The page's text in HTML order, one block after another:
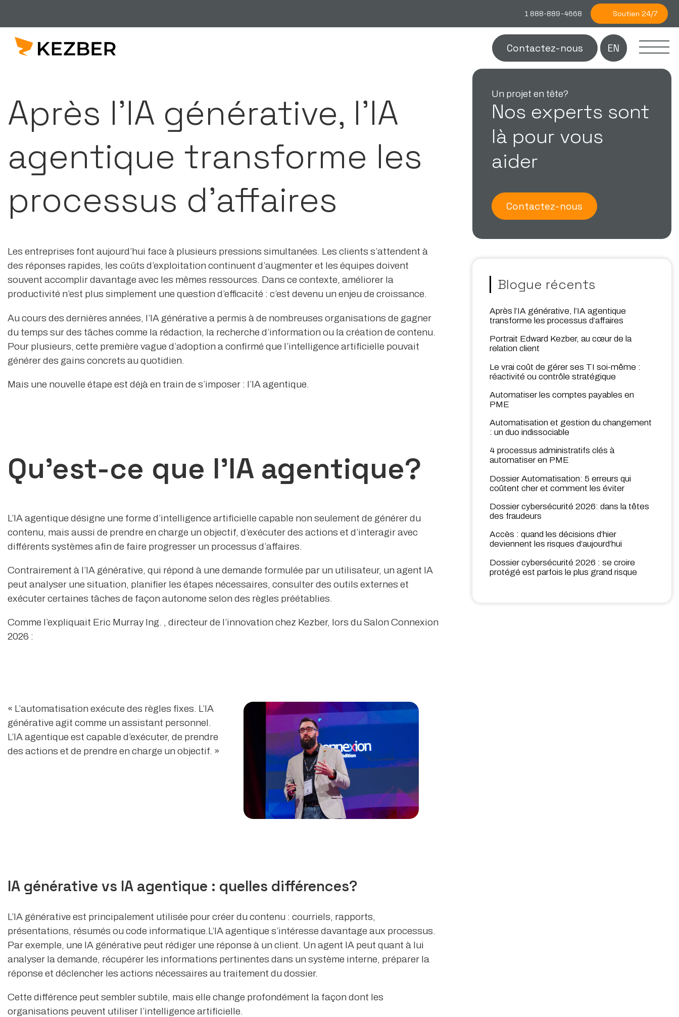
1 888-889-4668 Soutien 24/7
Contactez-nous EN
Après l’IA générative, l’IA
agentique transforme les
processus d’affaires
Les entreprises font aujourd’hui face à plusieurs pressions simultanées. Les clients s’attendent à
des réponses rapides, les coûts d’exploitation continuent d’augmenter et les équipes doivent
souvent accomplir davantage avec les mêmes ressources. Dans ce contexte, améliorer la
productivité n’est plus simplement une question d’efficacité : c’est devenu un enjeu de croissance.
Au cours des dernières années, l’IA générative a permis à de nombreuses organisations de gagner
du temps sur des tâches comme la rédaction, la recherche d’information ou la création de contenu.
Pour plusieurs, cette première vague d’adoption a confirmé que l’intelligence artificielle pouvait
générer des gains concrets au quotidien.
Mais une nouvelle étape est déjà en train de s’imposer : l’IA agentique.
Qu’est-ce que l’IA agentique?
L’IA agentique désigne une forme d’intelligence artificielle capable non seulement de générer du
contenu, mais aussi de prendre en charge un objectif, d’exécuter des actions et d’interagir avec
différents systèmes afin de faire progresser un processus d’affaires.
Contrairement à l’IA générative, qui répond à une demande formulée par un utilisateur, un agent IA
peut analyser une situation, planifier les étapes nécessaires, consulter des outils externes et
exécuter certaines tâches de façon autonome selon des règles préétablies.
Comme l’expliquait Eric Murray Ing. , directeur de l’innovation chez Kezber, lors du Salon Connexion
2026 :
« L’automatisation exécute des règles fixes. L’IA
générative agit comme un assistant personnel.
L’IA agentique est capable d’exécuter, de prendre
des actions et de prendre en charge un objectif. »
IA générative vs IA agentique : quelles différences?
L’IA générative est principalement utilisée pour créer du contenu : courriels, rapports,
présentations, résumés ou code informatique.L’IA agentique s’intéresse davantage aux processus.
Par exemple, une IA générative peut rédiger une réponse à un client. Un agent IA peut quant à lui
analyser la demande, récupérer les informations pertinentes dans un système interne, préparer la
réponse et déclencher les actions nécessaires au traitement du dossier.
Cette différence peut sembler subtile, mais elle change profondément la façon dont les
organisations peuvent utiliser l’intelligence artificielle.
Un projet en tête?
Nos experts sont
là pour vous
aider
Contactez-nous
Blogue récents
Après l’IA générative, l’IA agentique
transforme les processus d’affaires
Portrait Edward Kezber, au cœur de la
relation client
Le vrai coût de gérer ses TI soi-même :
réactivité ou contrôle stratégique
Automatiser les comptes payables en
PME
Automatisation et gestion du changement
: un duo indissociable
4 processus administratifs clés à
automatiser en PME
Dossier Automatisation: 5 erreurs qui
coûtent cher et comment les éviter
Dossier cybersécurité 2026: dans la têtes
des fraudeurs
Accès : quand les décisions d’hier
deviennent les risques d’aujourd’hui
Dossier cybersécurité 2026 : se croire
protégé est parfois le plus grand risque